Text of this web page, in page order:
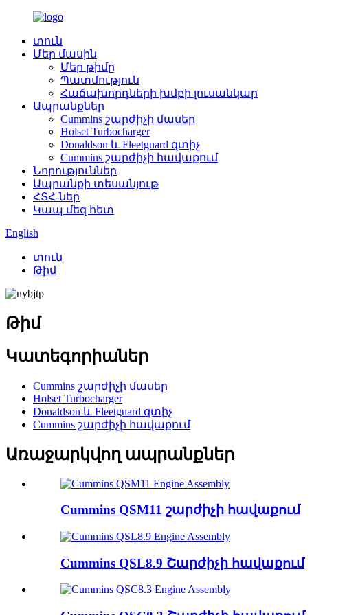
տուն
Մեր մասին
Մեր թիմը
Պատմություն
Հաճախորդների խմբի լուսանկար
Ապրանքներ
Cummins շարժիչի մասեր
Holset Turbocharger
Donaldson և Fleetguard զտիչ
Cummins շարժիչի հավաքում
Նորություններ
Ապրանքի տեսանյութ
ՀՏՀ-ներ
Կապ մեզ հետ
English
տուն
Թիմ
Թիմ
Կատեգորիաներ
Cummins շարժիչի մասեր
Holset Turbocharger
Donaldson և Fleetguard զտիչ
Cummins շարժիչի հավաքում
Առաջարկվող ապրանքներ
Cummins QSM11 շարժիչի հավաքում
Cummins QSL8.9 Շարժիչի հավաքում